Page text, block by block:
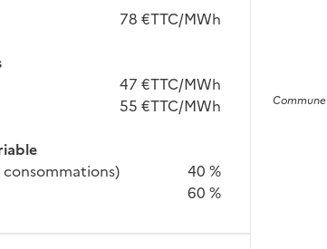
78 €TTC/MWh
47 €TTC/MWh
55 €TTC/MWh
40 %
60 %
Commune